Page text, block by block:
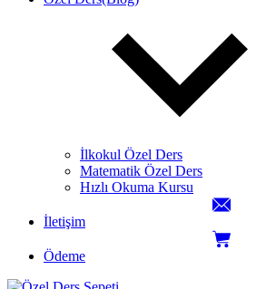
İlkokul Özel Ders
Matematik Özel Ders
Hızlı Okuma Kursu
İletişim
Ödeme